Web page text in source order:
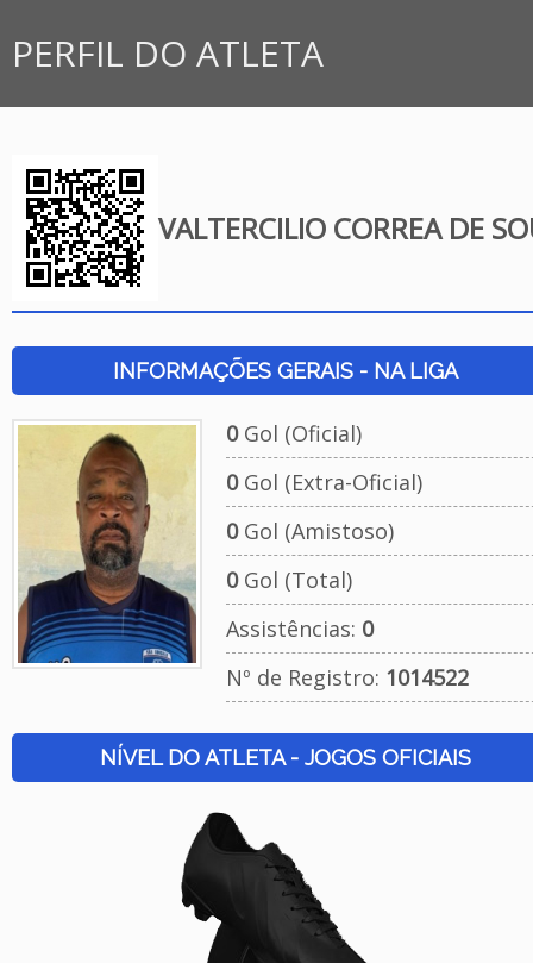
PERFIL DO ATLETA
VALTERCILIO CORREA DE
INFORMAÇÕES GERAIS - NA LIGA
0Gol (Oficial)
0Gol (Extra-Oficial)
0Gol (Amistoso)
0Gol (Total)
Assistências: 0
Nº de Registro: 1014522
NÍVEL DO ATLETA - JOGOS OFICIAIS